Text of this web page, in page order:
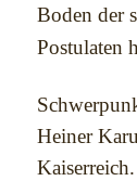
Boden der
Postulaten
Heiner